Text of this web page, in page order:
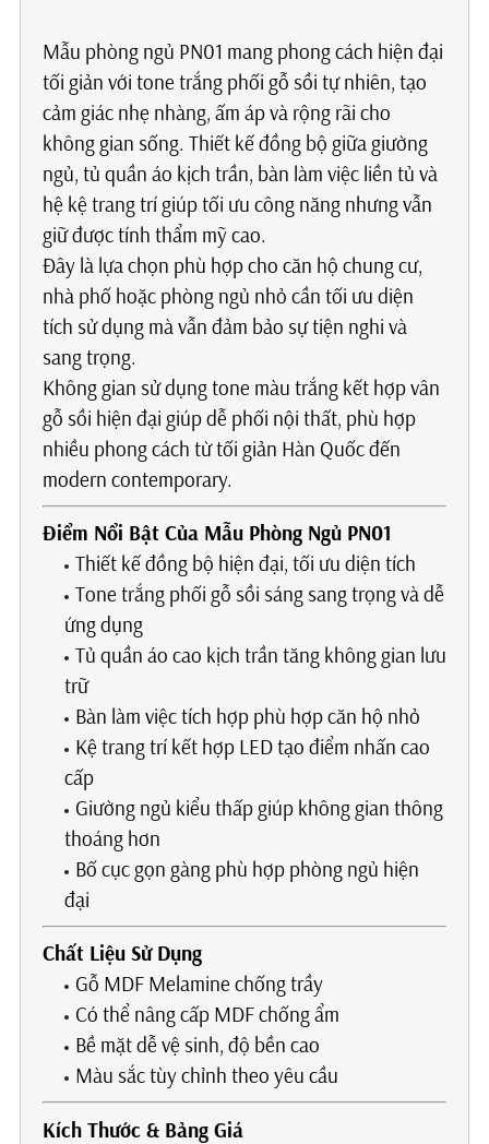
Mẫu phòng ngủ PN01 mang phong cách hiện đại
tối giản với tone trắng phối gỗ sồi tự nhiên, tạo
cảm giác nhẹ nhàng, ấm áp và rộng rãi cho
không gian sống. Thiết kế đồng bộ giữa giường
ngủ, tủ quần áo kịch trần, bàn làm việc liền tủ và
hệ kệ trang trí giúp tối ưu công năng nhưng vẫn
giữ được tính thẩm mỹ cao.
Đây là lựa chọn phù hợp cho căn hộ chung cư,
nhà phố hoặc phòng ngủ nhỏ cần tối ưu diện
tích sử dụng mà vẫn đảm bảo sự tiện nghi và
sang trọng.
Không gian sử dụng tone màu trắng kết hợp vân
gỗ sồi hiện đại giúp dễ phối nội thất, phù hợp
nhiều phong cách từ tối giản Hàn Quốc đến
modern contemporary.
Điểm Nổi Bật Của Mẫu Phòng Ngủ PN01
Thiết kế đồng bộ hiện đại, tối ưu diện tích
Tone trắng phối gỗ sồi sáng sang trọng và dễ
ứng dụng
Tủ quần áo cao kịch trần tăng không gian lưu
trữ
Bàn làm việc tích hợp phù hợp căn hộ nhỏ
Kệ trang trí kết hợp LED tạo điểm nhấn cao
cấp
Giường ngủ kiểu thấp giúp không gian thông
thoáng hơn
Bố cục gọn gàng phù hợp phòng ngủ hiện
đại
Chất Liệu Sử Dụng
Gỗ MDF Melamine chống trầy
Có thể nâng cấp MDF chống ẩm
Bề mặt dễ vệ sinh, độ bền cao
Màu sắc tùy chỉnh theo yêu cầu
Kích Thước & Bảng Giá